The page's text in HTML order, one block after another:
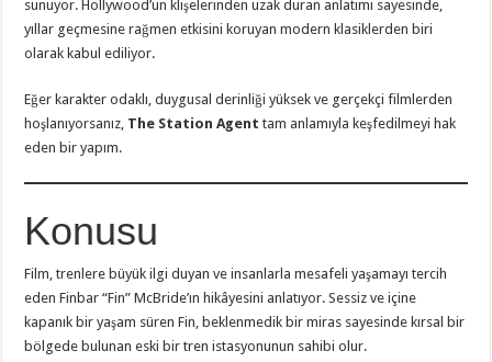
sunuyor. Hollywood’un klişelerinden uzak duran anlatımı sayesinde,
yıllar geçmesine rağmen etkisini koruyan modern klasiklerden biri
olarak kabul ediliyor.
Eğer karakter odaklı, duygusal derinliği yüksek ve gerçekçi filmlerden
hoşlanıyorsanız, The Station Agent tam anlamıyla keşfedilmeyi hak
eden bir yapım.
Konusu
Film, trenlere büyük ilgi duyan ve insanlarla mesafeli yaşamayı tercih
eden Finbar “Fin” McBride’ın hikâyesini anlatıyor. Sessiz ve içine
kapanık bir yaşam süren Fin, beklenmedik bir miras sayesinde kırsal bir
bölgede bulunan eski bir tren istasyonunun sahibi olur.